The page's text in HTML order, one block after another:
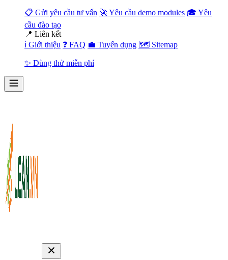
📋 Gửi yêu cầu tư vấn 🚀 Yêu cầu demo modules 🎓 Yêu
cầu đào tạo
📍 Liên kết
ℹ️ Giới thiệu ❓ FAQ 💼 Tuyển dụng 🗺️ Sitemap
✨ Dùng thử miễn phí